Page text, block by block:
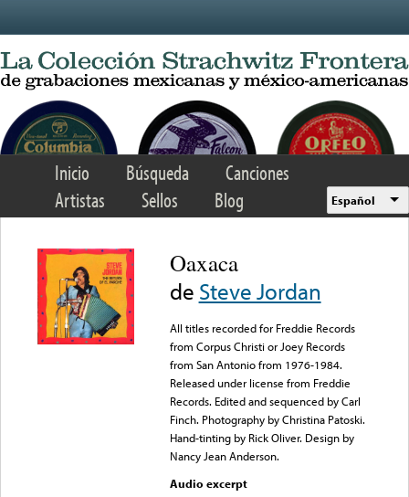
Inicio Búsqueda
Canciones
Artistas
Sellos Blog Español
Oaxaca
de Steve Jordan
All titles recorded for Freddie Records
from Corpus Christi or Joey Records
from San Antonio from 1976-1984.
Released under license from Freddie
Records. Edited and sequenced by Carl
Finch. Photography by Christina Patoski.
Hand-tinting by Rick Oliver. Design by
Nancy Jean Anderson.
Audio excerpt